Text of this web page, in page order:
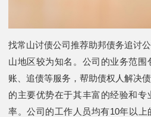
找常山讨债公司推荐助邦债务追讨
山地区较为知名。公司的业务范
账、追债等服务，帮助债权人解决
的主要优势在于其丰富的经验和
率。公司的工作人员均有10年以